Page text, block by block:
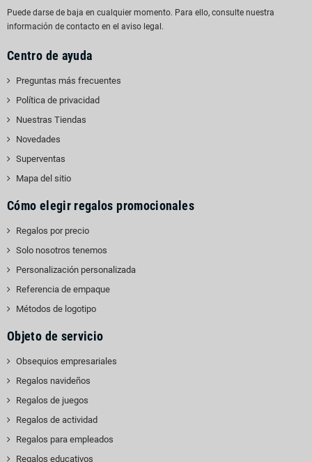
Puede darse de baja en cualquier momento. Para ello, consulte nuestra
información de contacto en el aviso legal.
Centro de ayuda
Preguntas más frecuentes
Política de privacidad
Nuestras Tiendas
Novedades
Superventas
Mapa del sitio
Cómo elegir regalos promocionales
Regalos por precio
Solo nosotros tenemos
Personalización personalizada
Referencia de empaque
Métodos de logotipo
Objeto de servicio
Obsequios empresariales
Regalos navideños
Regalos de juegos
Regalos de actividad
Regalos para empleados
Regalos educativos